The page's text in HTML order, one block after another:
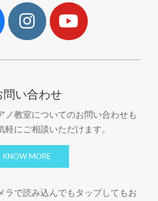
問い合わせ
ノ教室についてのお問い合わせも
軽にご相談いただけます。
KNOW MORE
ラで読み込んでもタップしてもお